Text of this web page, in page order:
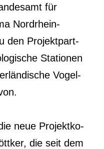
für
Nord­rhein-
den Pro­jekt­part­
Sta­tio­nen
Vogel­
neue Pro­jekt­ko­
die seit dem